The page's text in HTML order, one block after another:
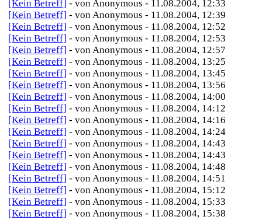
[Kein Betreff] - von Anonymous - 11.08.2004, 12:33
[Kein Betreff] - von Anonymous - 11.08.2004, 12:39
[Kein Betreff] - von Anonymous - 11.08.2004, 12:52
[Kein Betreff] - von Anonymous - 11.08.2004, 12:53
[Kein Betreff] - von Anonymous - 11.08.2004, 12:57
[Kein Betreff] - von Anonymous - 11.08.2004, 13:25
[Kein Betreff] - von Anonymous - 11.08.2004, 13:45
[Kein Betreff] - von Anonymous - 11.08.2004, 13:56
[Kein Betreff] - von Anonymous - 11.08.2004, 14:00
[Kein Betreff] - von Anonymous - 11.08.2004, 14:12
[Kein Betreff] - von Anonymous - 11.08.2004, 14:16
[Kein Betreff] - von Anonymous - 11.08.2004, 14:24
[Kein Betreff] - von Anonymous - 11.08.2004, 14:43
[Kein Betreff] - von Anonymous - 11.08.2004, 14:43
[Kein Betreff] - von Anonymous - 11.08.2004, 14:48
[Kein Betreff] - von Anonymous - 11.08.2004, 14:51
[Kein Betreff] - von Anonymous - 11.08.2004, 15:12
[Kein Betreff] - von Anonymous - 11.08.2004, 15:33
[Kein Betreff] - von Anonymous - 11.08.2004, 15:38